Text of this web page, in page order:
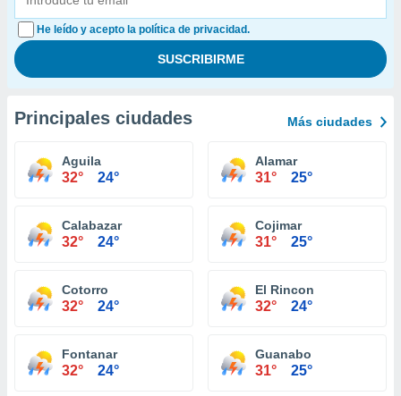
He leído y acepto la política de privacidad.
Principales ciudades Más ciudades
Aguila
32° 24°
Alamar
31° 25°
Calabazar
32° 24°
Cojimar
31° 25°
Cotorro
32° 24°
El Rincon
32° 24°
Fontanar
32° 24°
Guanabo
31° 25°